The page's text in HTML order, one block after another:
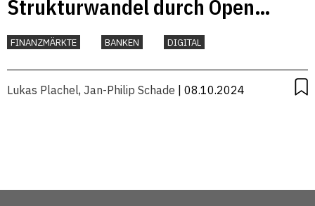
Strukturwandel durch Open
Banking
FINANZMÄRKTE BANKEN DIGITAL
Lukas Plachel, Jan-Philip Schade | 08.10.2024